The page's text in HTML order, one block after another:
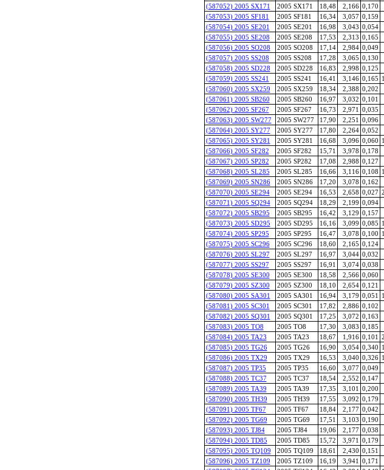
(587052) 2005 SX171
2005 SX171 18,48 2,166 0,170
(587053) 2005 SF181
2005 SF181 16,34 3,057 0,159
(587054) 2005 SE201
2005 SE201 16,98 3,043 0,054
(587055) 2005 SE208
2005 SE208 17,53 2,313 0,165
(587056) 2005 SO208
2005 SO208 17,14 2,984 0,049
(587057) 2005 SS208
2005 SS208 17,28 3,065 0,130
(587058) 2005 SD228
2005 SD228 16,83 2,998 0,125
(587059) 2005 SS241
2005 SS241 16,41 3,146 0,165
(587060) 2005 SX259
2005 SX259 18,34 2,388 0,202
(587061) 2005 SB260
2005 SB260 16,97 3,032 0,101
(587062) 2005 SF267
2005 SF267 16,73 2,971 0,035
(587063) 2005 SW277
2005 SW277 17,90 2,251 0,096
(587064) 2005 SY277
2005 SY277 17,80 2,264 0,052
(587065) 2005 SY281
2005 SY281 16,68 3,096 0,060
(587066) 2005 SF282
2005 SF282 15,71 3,978 0,178
(587067) 2005 SP282
2005 SP282 17,08 2,988 0,127
(587068) 2005 SL285
2005 SL285 16,66 3,116 0,108
(587069) 2005 SN286
2005 SN286 17,20 3,078 0,162
(587070) 2005 SE294
2005 SE294 16,53 2,658 0,027
(587071) 2005 SQ294
2005 SQ294 18,29 2,199 0,094
(587072) 2005 SB295
2005 SB295 16,42 3,129 0,157
(587073) 2005 SD295
2005 SD295 16,16 3,099 0,085
(587074) 2005 SP295
2005 SP295 16,47 3,078 0,100
(587075) 2005 SC296
2005 SC296 18,60 2,165 0,124
(587076) 2005 SL297
2005 SL297 16,97 3,044 0,032
(587077) 2005 SS297
2005 SS297 16,91 3,074 0,038
(587078) 2005 SE300
2005 SE300 18,58 2,566 0,060
(587079) 2005 SZ300
2005 SZ300 18,10 2,654 0,121
(587080) 2005 SA301
2005 SA301 16,94 3,179 0,051
(587081) 2005 SC301
2005 SC301 17,82 2,886 0,102
(587082) 2005 SQ301
2005 SQ301 17,25 3,072 0,163
(587083) 2005 TO8
2005 TO8 17,30 3,083 0,185
(587084) 2005 TA23
2005 TA23 18,67 1,916 0,101
(587085) 2005 TG26
2005 TG26 16,90 3,054 0,340
(587086) 2005 TX29
2005 TX29 16,53 3,040 0,326
(587087) 2005 TP35
2005 TP35 16,60 3,077 0,049
(587088) 2005 TC37
2005 TC37 18,54 2,552 0,147
(587089) 2005 TA39
2005 TA39 17,35 3,101 0,200
(587090) 2005 TH39
2005 TH39 17,55 3,092 0,179
(587091) 2005 TF67
2005 TF67 18,84 2,177 0,042
(587092) 2005 TG69
2005 TG69 17,51 3,103 0,190
(587093) 2005 TJ84
2005 TJ84 19,06 2,177 0,038
(587094) 2005 TD85
2005 TD85 15,72 3,971 0,179
(587095) 2005 TQ109
2005 TQ109 18,61 2,430 0,151
(587096) 2005 TZ109
2005 TZ109 16,19 3,941 0,171